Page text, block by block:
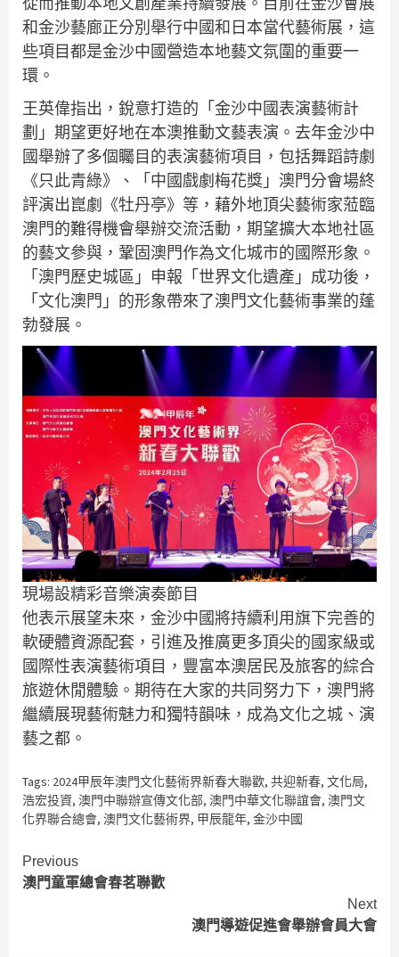
和金沙藝廊正分別舉行中國和日本當代藝術展，這
些項目都是金沙中國營造本地藝文氛圍的重要一
環。
王英偉指出，銳意打造的「金沙中國表演藝術計
劃」期望更好地在本澳推動文藝表演。去年金沙中
國舉辦了多個矚目的表演藝術項目，包括舞蹈詩劇
《只此青綠》、「中國戲劇梅花獎」澳門分會場終
評演出崑劇《牡丹亭》等，藉外地頂尖藝術家蒞臨
澳門的難得機會舉辦交流活動，期望擴大本地社區
的藝文參與，鞏固澳門作為文化城市的國際形象。
「澳門歷史城區」申報「世界文化遺產」成功後，
「文化澳門」的形象帶來了澳門文化藝術事業的蓬
勃發展。
現場設精彩音樂演奏節目
他表示展望未來，金沙中國將持續利用旗下完善的
軟硬體資源配套，引進及推廣更多頂尖的國家級或
國際性表演藝術項目，豐富本澳居民及旅客的綜合
旅遊休閒體驗。期待在大家的共同努力下，澳門將
繼續展現藝術魅力和獨特韻味，成為文化之城、演
藝之都。
Tags: 2024甲辰年澳門文化藝術界新春大聯歡, 共迎新春, 文化局,
浩宏投資, 澳門中聯辦宣傳文化部, 澳門中華文化聯誼會, 澳門文
化界聯合總會, 澳門文化藝術界, 甲辰龍年, 金沙中國
Continue
Reading
Previous
澳門童軍總會春茗聯歡
Next
澳門導遊促進會舉辦會員大會